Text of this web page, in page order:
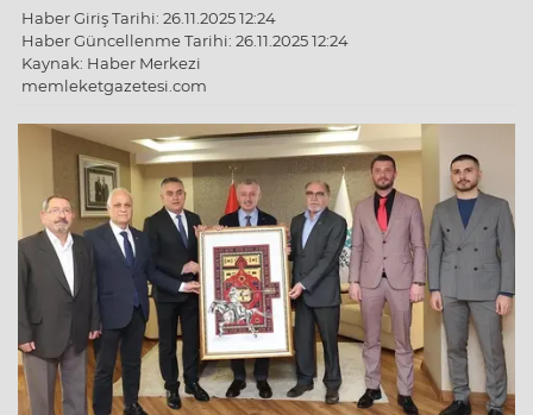
Haber Giriş Tarihi: 26.11.2025 12:24
Haber Güncellenme Tarihi: 26.11.2025 12:24
Kaynak: Haber Merkezi
memleketgazetesi.com